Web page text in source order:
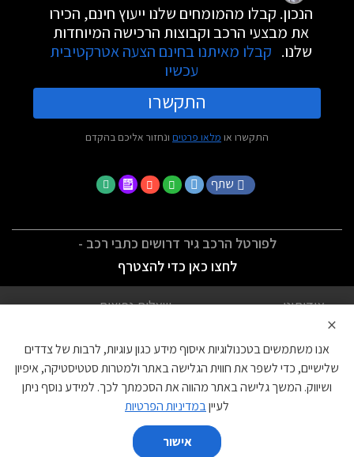
הנכון. קבלו מהמומחים שלנו ייעוץ חינם, הכירו
את מבצעי הרכב וקבוצות הרכישה המיוחדות
שלנו. קבלו מאיתנו בחינם הצעה אטרקטיבית
עכשיו
התקשרו
התקשרו או מלאו פרטים ונחזור אליכם בהקדם
שתף
לפורטל הרכב גיר דרושים כתבי רכב -
לחצו כאן כדי להצטרף
אודותינו
שאלות נפוצות
הצהרת נגישות
צור קשר
עוגיות
×
אנו משתמשים בטכנולוגיות איסוף מידע כגון עוגיות, לרבות של צדדים
שלישיים, כדי לשפר את חווית הגלישה באתר ולמטרות סטטיסטיקה, איפיון
ושיווק. המשך גלישה באתר מהווה את הסכמתך לכך. למידע נוסף ניתן
לעייןבמדיניות הפרטיות
אישור